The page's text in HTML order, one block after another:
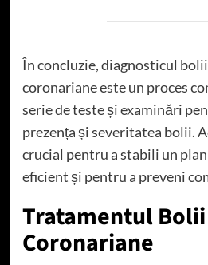
În concluzie, diagnosticul
coronariane este un proces
serie de teste și examinări
prezența și severitatea bolii.
crucial pentru a stabili un
eficient și pentru a preveni
Tratamentul
Coronariane